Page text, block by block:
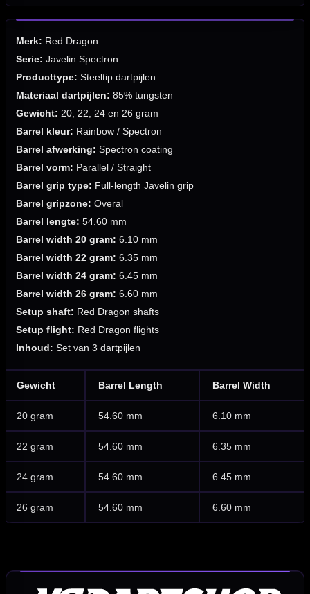
Merk: Red Dragon
Serie: Javelin Spectron
Producttype: Steeltip dartpijlen
Materiaal dartpijlen: 85% tungsten
Gewicht: 20, 22, 24 en 26 gram
Barrel kleur: Rainbow / Spectron
Barrel afwerking: Spectron coating
Barrel vorm: Parallel / Straight
Barrel grip type: Full-length Javelin grip
Barrel gripzone: Overal
Barrel lengte: 54.60 mm
Barrel width 20 gram: 6.10 mm
Barrel width 22 gram: 6.35 mm
Barrel width 24 gram: 6.45 mm
Barrel width 26 gram: 6.60 mm
Setup shaft: Red Dragon shafts
Setup flight: Red Dragon flights
Inhoud: Set van 3 dartpijlen
Gewicht Barrel Length Barrel Width
20 gram 54.60 mm 6.10 mm
22 gram 54.60 mm 6.35 mm
24 gram 54.60 mm 6.45 mm
26 gram 54.60 mm 6.60 mm